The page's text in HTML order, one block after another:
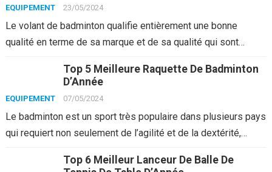
EQUIPEMENT 23/05/2024
Le volant de badminton qualifie entièrement une bonne
qualité en terme de sa marque et de sa qualité qui sont…
Top 5 Meilleure Raquette De Badminton
D’Année
EQUIPEMENT 07/05/2024
Le badminton est un sport très populaire dans plusieurs pays
qui requiert non seulement de l’agilité et de la dextérité,…
Top 6 Meilleur Lanceur De Balle De